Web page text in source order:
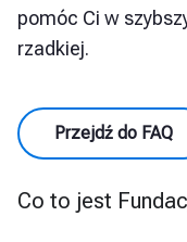
pomóc Ci w
rzadkiej.
Przejdź do FAQ
Co to jest